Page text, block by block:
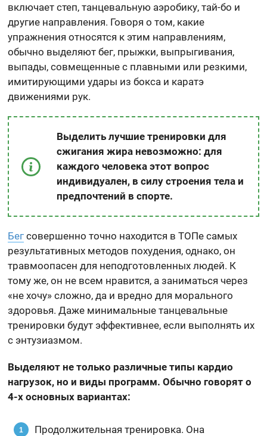
включает степ, танцевальную аэробику, тай-бо и
другие направления. Говоря о том, какие
упражнения относятся к этим направлениям,
обычно выделяют бег, прыжки, выпрыгивания,
выпады, совмещенные с плавными или резкими,
имитирующими удары из бокса и каратэ
движениями рук.
Выделить лучшие тренировки для
сжигания жира невозможно: для
каждого человека этот вопрос
индивидуален, в силу строения тела и
предпочтений в спорте.
Бег совершенно точно находится в ТОПе самых
результативных методов похудения, однако, он
травмоопасен для неподготовленных людей. К
тому же, он не всем нравится, а заниматься через
«не хочу» сложно, да и вредно для морального
здоровья. Даже минимальные танцевальные
тренировки будут эффективнее, если выполнять их
с энтузиазмом.
Выделяют не только различные типы кардио
нагрузок, но и виды программ. Обычно говорят о
4-х основных вариантах:
Продолжительная тренировка. Она